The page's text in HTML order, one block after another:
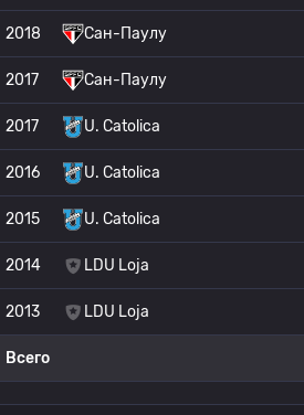
2018 Сан-Паулу
2017 Сан-Паулу
2017 U. Catolica
2016 U. Catolica
2015 U. Catolica
2014 LDU Loja
2013 LDU Loja
Всего